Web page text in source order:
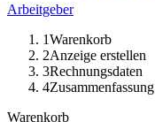
Arbeitgeber
1Warenkorb
2Anzeige erstellen
3Rechnungsdaten
4Zusammenfassung
Warenkorb